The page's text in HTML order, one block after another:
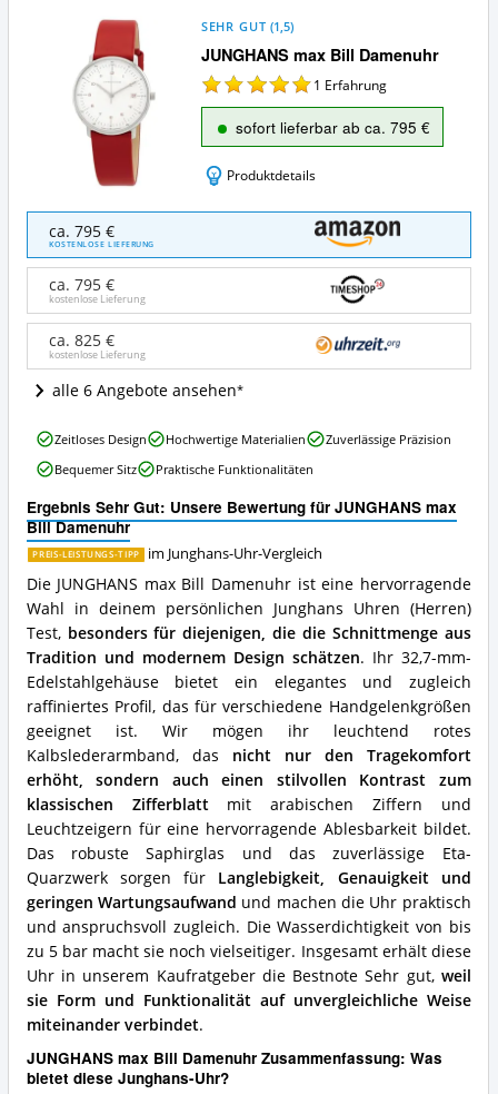
JUNGHANS max Bill Damenuhr
SEHR GUT (1,5)
1 Erfahrung
sofort lieferbar ab ca. 795 €
Produktdetails
JUNGHANS
max
Bill
Damenuhr
Angebote:
Wo
diese
Junghans-
Uhr
ca. 795 €
KOSTENLOSE LIEFERUNG
ca. 795 €
kostenlose Lieferung
ca. 825 €
kostenlose Lieferung
alle 6 Angebote ansehen
Ergebnis Sehr Gut: Unsere Bewertung für JUNGHANS max
Bill Damenuhr
PREIS-LEISTUNGS-TIPP im Junghans-Uhr-Vergleich
Die JUNGHANS max Bill Damenuhr ist eine hervorragende
Wahl in deinem persönlichen Junghans Uhren (Herren)
Test, besonders für diejenigen, die die Schnittmenge aus
Tradition und modernem Design schätzen. Ihr 32,7-mm-
Edelstahlgehäuse bietet ein elegantes und zugleich
raffiniertes Profil, das für verschiedene Handgelenkgrößen
geeignet ist. Wir mögen ihr leuchtend rotes
Kalbslederarmband, das nicht nur den Tragekomfort
erhöht, sondern auch einen stilvollen Kontrast zum
klassischen Zifferblattmit arabischen Ziffern und
Leuchtzeigern für eine hervorragende Ablesbarkeit bildet.
Das robuste Saphirglas und das zuverlässige Eta-
Quarzwerk sorgen für Langlebigkeit, Genauigkeit und
geringen Wartungsaufwand und machen die Uhr praktisch
und anspruchsvoll zugleich. Die Wasserdichtigkeit von bis
zu 5 bar macht sie noch vielseitiger. Insgesamt erhält diese
Uhr in unserem Kaufratgeber die Bestnote Sehr gut, weil
sie Form und Funktionalität auf unvergleichliche Weise
miteinander verbindet.
JUNGHANS max Bill Damenuhr Zusammenfassung: Was
bietet diese Junghans-Uhr?
JUNGHANS
max
Bill
Vorteile:
Was
spricht
für
diese
Junghans-
Uhr?
Zeitloses Design Hochwertige Materialien
Zuverlässige Präzision
Bequemer Sitz
Praktische Funktionalitäten